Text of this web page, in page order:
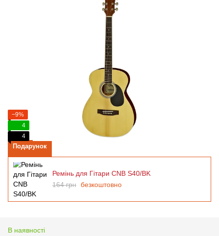
−9%
4
4
Подарунок
Ремінь для Гітари CNB S40/BK
164 грн безкоштовно
В наявності